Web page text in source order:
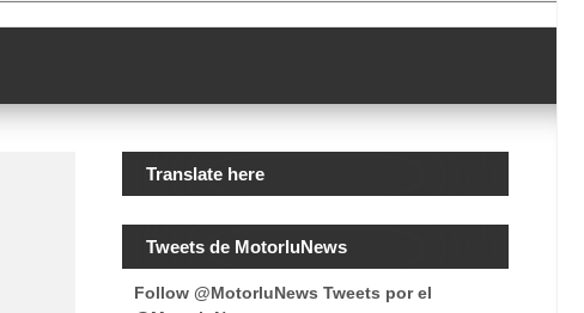
Translate here
Tweets de MotorluNews
Follow @MotorluNews Tweets por el